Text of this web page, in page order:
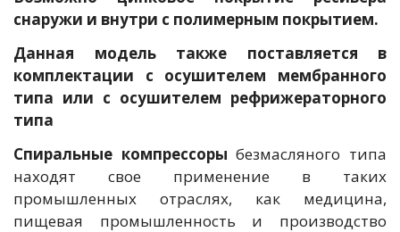
снаружи и внутри с полимерным покрытием.
Данная модель также поставляется в
комплектации с осушителем мембранного
типа или с осушителем рефрижераторного
типа
Спиральные компрессорыбезмасляного типа
находят свое применение в таких
промышленных отраслях, как медицина,
пищевая промышленность и производство